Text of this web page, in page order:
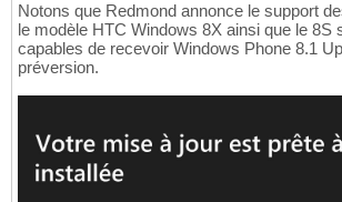
Notons que Redmond annonce le support
le modèle HTC Windows 8X ainsi que le 8S
capables de recevoir Windows Phone 8.1
préversion.